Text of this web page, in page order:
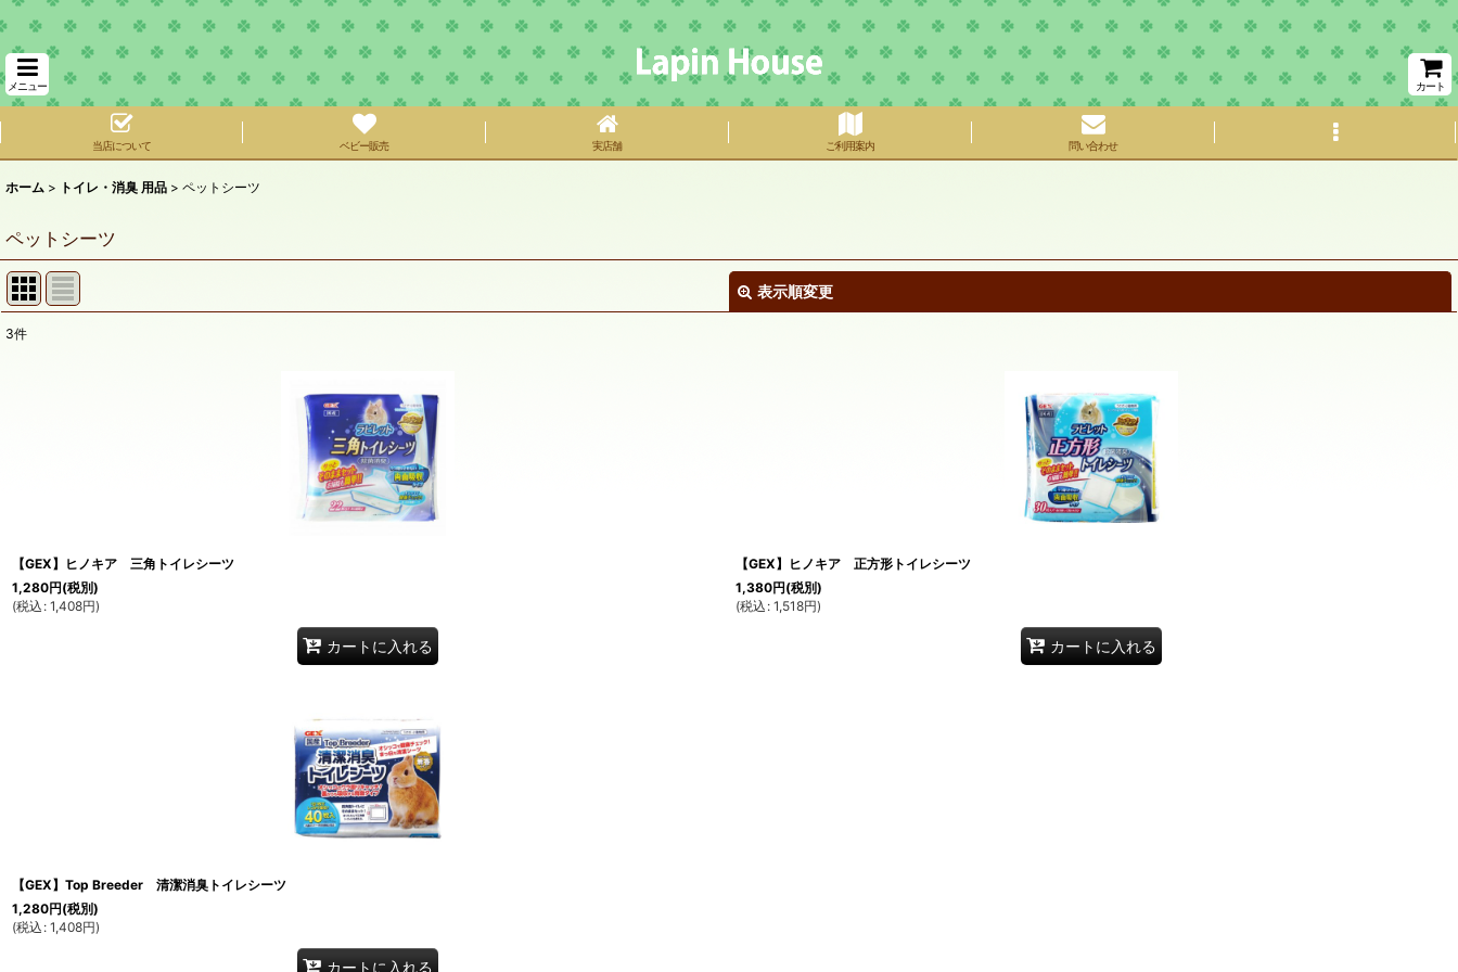
メニュー カート
当店について ベビー販売 実店舗 ご利用案内 問い合わせ
ホーム > トイレ・消臭 用品 > ペットシーツ
ペットシーツ
表示順変更
3件
【GEX】ヒノキア 三角トイレシーツ
1,280円(税別)
(税込 : 1,408円)
カートに入れる
【GEX】ヒノキア 正方形トイレシーツ
1,380円(税別)
(税込 : 1,518円)
カートに入れる
【GEX】Top Breeder 清潔消臭トイレシーツ
1,280円(税別)
(税込 : 1,408円)
カートに入れる